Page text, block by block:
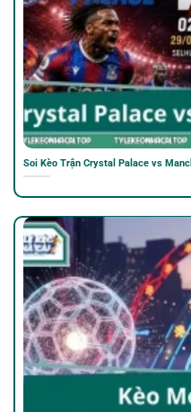
Soi Kèo Trận Crystal Palace vs